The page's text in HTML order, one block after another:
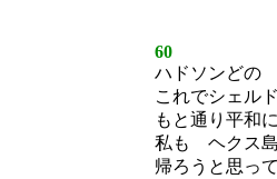
60
ハドソンどの
これでシェル
もと通り平和
私も ヘクス
帰ろうと思っ